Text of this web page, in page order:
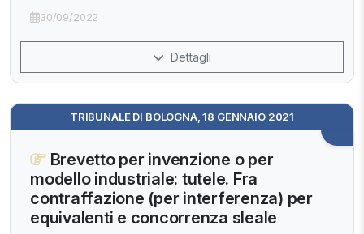
30/09/2022
Dettagli
TRIBUNALE DI BOLOGNA, 18 GENNAIO 2021
Brevetto per invenzione o per
modello industriale: tutele. Fra
contraffazione (per interferenza) per
equivalenti e concorrenza sleale